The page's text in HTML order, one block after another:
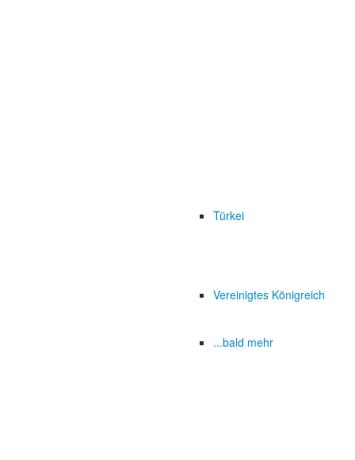
Türkei
Vereinigtes Königreich
...bald mehr